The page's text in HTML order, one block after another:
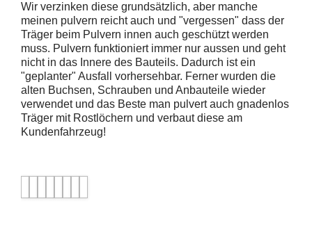
Wir verzinken diese grundsätzlich, aber manche
meinen pulvern reicht auch und "vergessen" dass der
Träger beim Pulvern innen auch geschützt werden
muss. Pulvern funktioniert immer nur aussen und geht
nicht in das Innere des Bauteils. Dadurch ist ein
"geplanter" Ausfall vorhersehbar. Ferner wurden die
alten Buchsen, Schrauben und Anbauteile wieder
verwendet und das Beste man pulvert auch gnadenlos
Träger mit Rostlöchern und verbaut diese am
Kundenfahrzeug!